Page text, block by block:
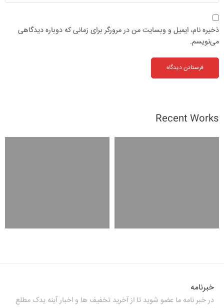
ذخیره نام، ایمیل و وبسایت من در مرورگر برای زمانی که دوباره دیدگاهی
می‌نویسم.
Recent Works
خبرنامه
در خبر نامه ما عضو شوید تا از آخرید تخفیف ها و اخبار آینه یدک مطلع